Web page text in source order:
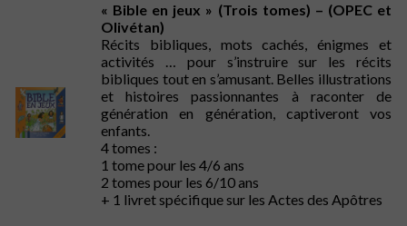
« Bible en jeux » (Trois tomes) – (OPEC et
Olivétan)
Récits bibliques, mots cachés, énigmes et
activités … pour s’instruire sur les récits
bibliques tout en s’amusant. Belles illustrations
et histoires passionnantes à raconter de
génération en génération, captiveront vos
enfants.
4 tomes :
1 tome pour les 4/6 ans
2 tomes pour les 6/10 ans
+ 1 livret spécifique sur les Actes des Apôtres